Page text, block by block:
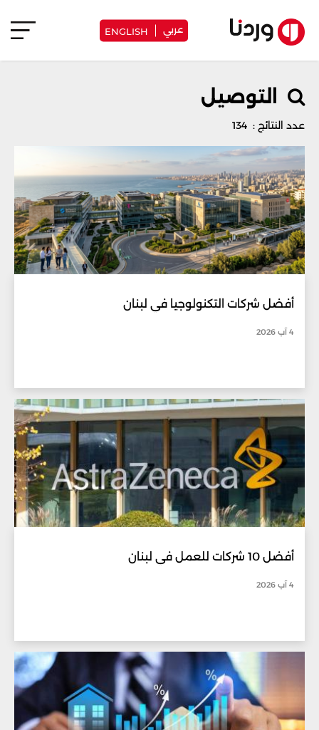
عربي ENGLISH
التوصيل
عدد النتائج : 134
أفضل شركات التكنولوجيا في لبنان
4 آب 2026
أفضل 10 شركات للعمل في لبنان
4 آب 2026